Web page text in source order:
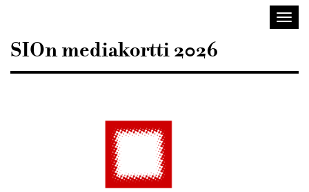
SIOn mediakortti 2026